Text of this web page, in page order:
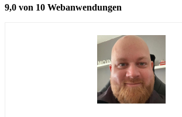
9,0 von 10 Webanwendungen